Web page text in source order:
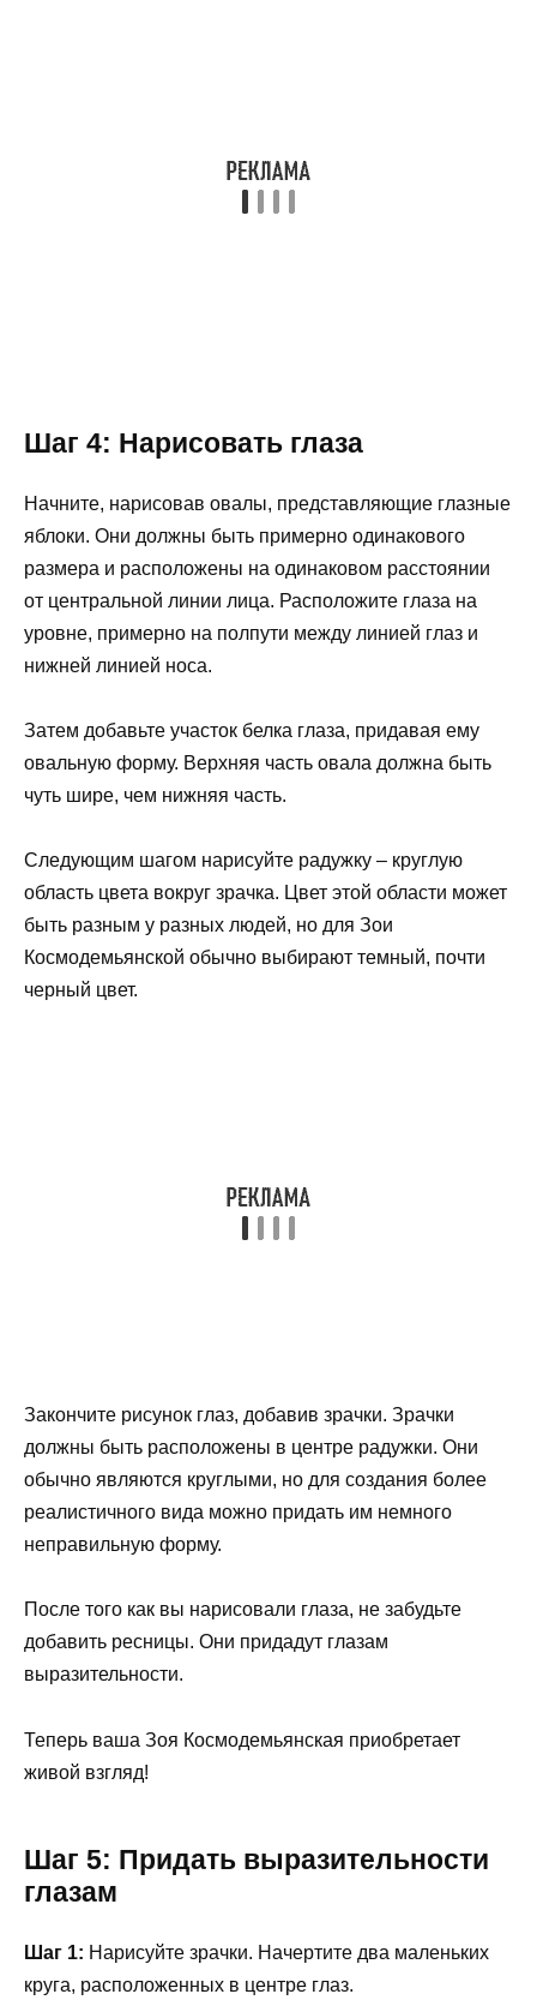
Шаг 4: Нарисовать глаза
Начните, нарисовав овалы, представляющие глазные
яблоки. Они должны быть примерно одинакового
размера и расположены на одинаковом расстоянии
от центральной линии лица. Расположите глаза на
уровне, примерно на полпути между линией глаз и
нижней линией носа.
Затем добавьте участок белка глаза, придавая ему
овальную форму. Верхняя часть овала должна быть
чуть шире, чем нижняя часть.
Следующим шагом нарисуйте радужку – круглую
область цвета вокруг зрачка. Цвет этой области может
быть разным у разных людей, но для Зои
Космодемьянской обычно выбирают темный, почти
черный цвет.
Закончите рисунок глаз, добавив зрачки. Зрачки
должны быть расположены в центре радужки. Они
обычно являются круглыми, но для создания более
реалистичного вида можно придать им немного
неправильную форму.
После того как вы нарисовали глаза, не забудьте
добавить ресницы. Они придадут глазам
выразительности.
Теперь ваша Зоя Космодемьянская приобретает
живой взгляд!
Шаг 5: Придать выразительности
глазам
Шаг 1: Нарисуйте зрачки. Начертите два маленьких
круга, расположенных в центре глаз.